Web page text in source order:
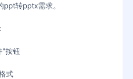
转pptx需求。
按钮
式